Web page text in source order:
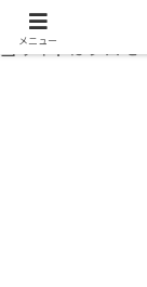
当サイトはプロモ
メニュー